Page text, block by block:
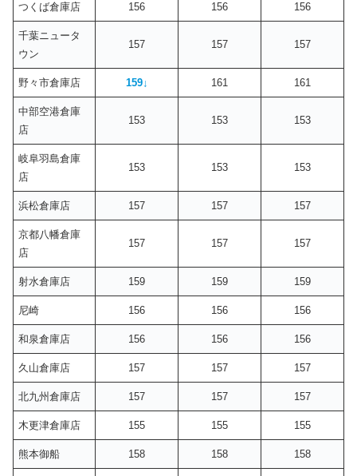
つくば倉庫店 156 156 156
千葉ニュータ
ウン
157 157 157
野々市倉庫店 159↓ 161 161
中部空港倉庫
店
153 153 153
岐阜羽島倉庫
店
153 153 153
浜松倉庫店 157 157 157
京都八幡倉庫
店
157 157 157
射水倉庫店 159 159 159
尼崎 156 156 156
和泉倉庫店 156 156 156
久山倉庫店 157 157 157
北九州倉庫店 157 157 157
木更津倉庫店 155 155 155
熊本御船 158 158 158